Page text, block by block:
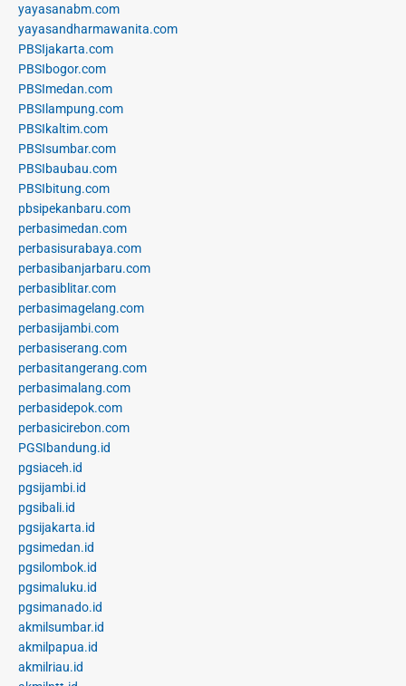
yayasanabm.com
yayasandharmawanita.com
PBSIjakarta.com
PBSIbogor.com
PBSImedan.com
PBSIlampung.com
PBSIkaltim.com
PBSIsumbar.com
PBSIbaubau.com
PBSIbitung.com
pbsipekanbaru.com
perbasimedan.com
perbasisurabaya.com
perbasibanjarbaru.com
perbasiblitar.com
perbasimagelang.com
perbasijambi.com
perbasiserang.com
perbasitangerang.com
perbasimalang.com
perbasidepok.com
perbasicirebon.com
PGSIbandung.id
pgsiaceh.id
pgsijambi.id
pgsibali.id
pgsijakarta.id
pgsimedan.id
pgsilombok.id
pgsimaluku.id
pgsimanado.id
akmilsumbar.id
akmilpapua.id
akmilriau.id